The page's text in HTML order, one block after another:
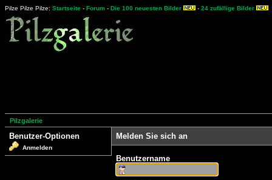
Pilze Pilze Pilze: Startseite - Forum - Die 100 neuesten Bilder - 24 zufällige Bilder
Pilzgalerie
Benutzer-Optionen
Anmelden
Melden Sie sich an
Benutzername